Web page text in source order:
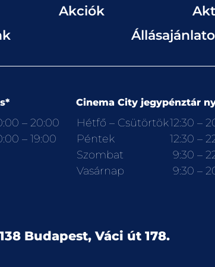
Akciók
– 20:00
– 19:00
Cinema City jegypénztár
Hétfő – Csütörtök12:30 –
Péntek
12:30 –
Szombat
9:30 –
Vasárnap
9:30 –
Budapest, Váci út 178.